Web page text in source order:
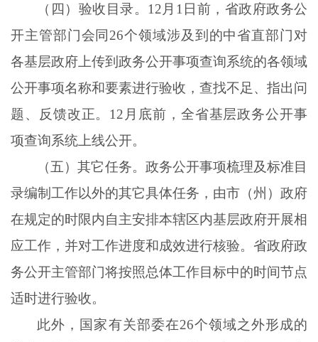
（四）验收目录。 12月1日前，省政府政务公
开主管部门会同26个领域涉及到的中省直部门对
各基层政府上传到政务公开事项查询系统的各领域
公开事项名称和要素进行验收，查找不足、指出问
题、反馈改正。12月底前，全省基层政务公开事
项查询系统上线公开。
（五）其它任务。政务公开事项梳理及标准目
录编制工作以外的其它具体任务，由市（州）政府
在规定的时限内自主安排本辖区内基层政府开展相
应工作，并对工作进度和成效进行核验。省政府政
务公开主管部门将按照总体工作目标中的时间节点
适时进行验收。
此外，国家有关部委在26个领域之外形成的